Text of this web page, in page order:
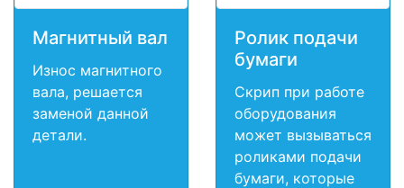
Магнитный вал
Износ магнитного
вала, решается
заменой данной
детали.
Ролик подачи
бумаги
Скрип при работе
оборудования
может вызываться
роликами подачи
бумаги, которые